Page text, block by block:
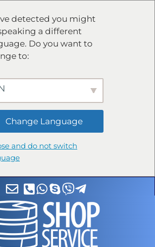
detected you might
a different
Do you want to
to:
Change Language
and do not switch